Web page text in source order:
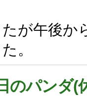
が午後か
。
のパンダ(